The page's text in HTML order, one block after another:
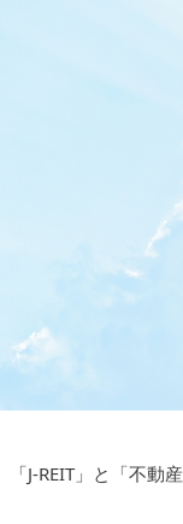
J-REIT」と「不動産